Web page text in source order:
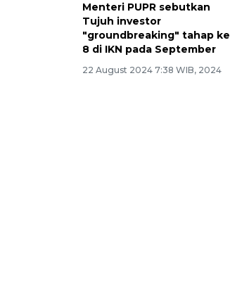
Menteri PUPR sebutkan
Tujuh investor
"groundbreaking" tahap
8 di IKN pada September
22 August 2024 7:38 WIB, 2024